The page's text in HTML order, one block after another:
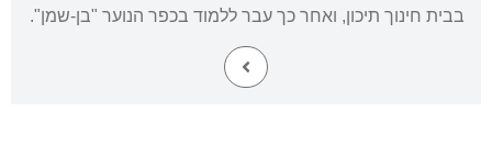
בבית חינוך תיכון, ואחר כך עבר ללמוד בכפר הנוער "בן-שמן".